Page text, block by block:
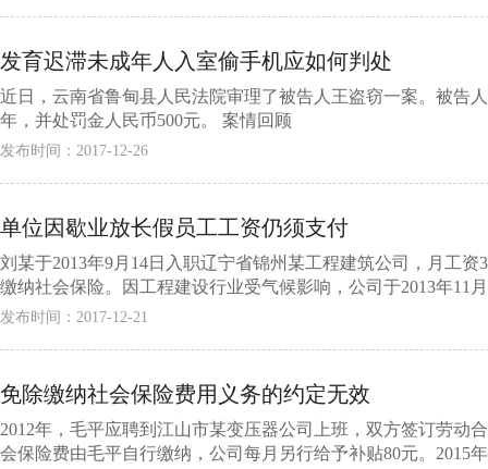
发育迟滞未成年人入室偷手机应如何判处
近日，云南省鲁甸县人民法院审理了被告人王盗窃一案。被告
年，并处罚金人民币500元。 案情回顾
发布时间：2017-12-26
单位因歇业放长假员工工资仍须支付
刘某于2013年9月14日入职辽宁省锦州某工程建筑公司，月工
缴纳社会保险。因工程建设行业受气候影响，公司于2013年11
发布时间：2017-12-21
免除缴纳社会保险费用义务的约定无效
2012年，毛平应聘到江山市某变压器公司上班，双方签订劳动
会保险费由毛平自行缴纳，公司每月另行给予补贴80元。2015